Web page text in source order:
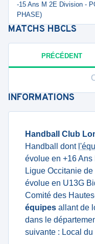
-15 Ans M 2E Division -
PHASE)
MATCHS HBCLS
PRÉCÉDENT
INFORMATIONS
Handball Club
Handball dont
évolue en +16
Ligue Occitanie
évolue en U13G
Comité des
équipes allant de
dans le
suivante : Local